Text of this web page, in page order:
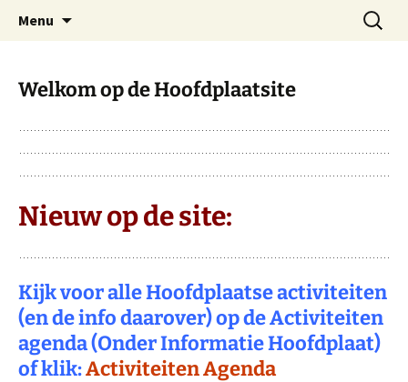
Hoofdplaat.com
Dorp achter de dijk
Menu
Zoeken
naar:
Welkom op de Hoofdplaatsite
Nieuw op de site:
Kijk voor alle Hoofdplaatse activiteiten
(en de info daarover) op de Activiteiten
agenda (Onder Informatie Hoofdplaat)
of klik:Activiteiten Agenda